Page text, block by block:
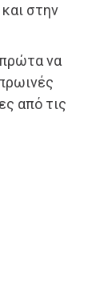
στην
πρώτα να
από τις